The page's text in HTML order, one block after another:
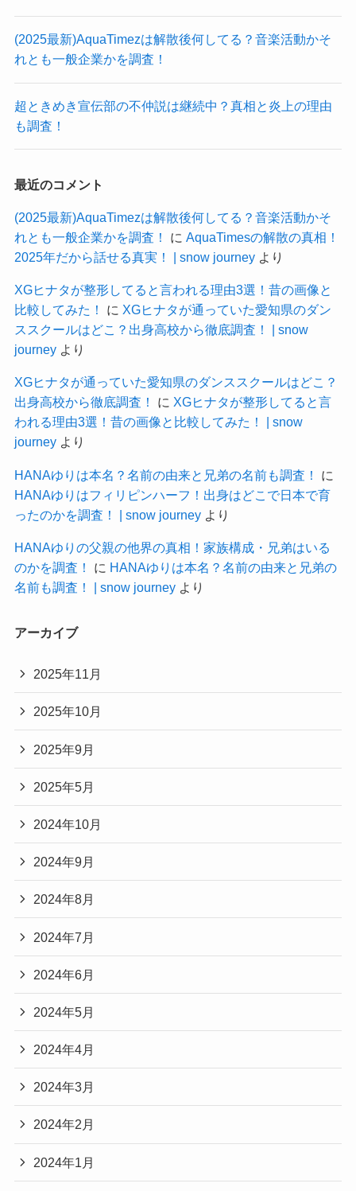
(2025最新)AquaTimezは解散後何してる？音楽活動かそ
れとも一般企業かを調査！
超ときめき宣伝部の不仲説は継続中？真相と炎上の理由
も調査！
最近のコメント
(2025最新)AquaTimezは解散後何してる？音楽活動かそ
れとも一般企業かを調査！
に AquaTimesの解散の真相！
2025年だから話せる真実！ | snow journeyより
XGヒナタが整形してると言われる理由3選！昔の画像と
比較してみた！
に XGヒナタが通っていた愛知県のダン
ススクールはどこ？出身高校から徹底調査！ | snow
journeyより
XGヒナタが通っていた愛知県のダンススクールはどこ？
出身高校から徹底調査！
に XGヒナタが整形してると言
われる理由3選！昔の画像と比較してみた！ | snow
journeyより
HANAゆりは本名？名前の由来と兄弟の名前も調査！
に
HANAゆりはフィリピンハーフ！出身はどこで日本で育
ったのかを調査！ | snow journeyより
HANAゆりの父親の他界の真相！家族構成・兄弟はいる
のかを調査！
に HANAゆりは本名？名前の由来と兄弟の
名前も調査！ | snow journeyより
アーカイブ
2025年11月
2025年10月
2025年9月
2025年5月
2024年10月
2024年9月
2024年8月
2024年7月
2024年6月
2024年5月
2024年4月
2024年3月
2024年2月
2024年1月